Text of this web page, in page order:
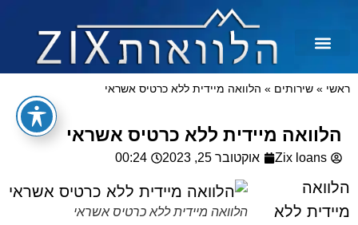
ראשי » שירותים » הלוואה מיידית ללא כרטיס אשראי
הלוואה מיידית ללא כרטיס אשראי
Zix loans אוקטובר 25, 2023 00:24
הלוואה מיידית ללא כרטיס אשראי
הלוואה
מיידית ללא